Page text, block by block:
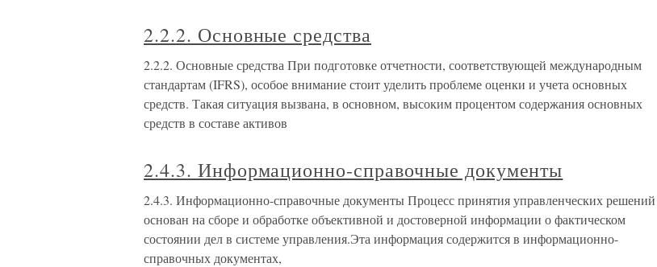
2.2.2. Основные средства
2.2.2. Основные средства При подготовке отчетности, соответствующей международным
стандартам (IFRS), особое внимание стоит уделить проблеме оценки и учета основных
средств. Такая ситуация вызвана, в основном, высоким процентом содержания основных
средств в составе активов
2.4.3. Информационно-справочные документы
2.4.3. Информационно-справочные документы Процесс принятия управленческих решений
основан на сборе и обработке объективной и достоверной информации о фактическом
состоянии дел в системе управления.Эта информация содержится в информационно-
справочных документах,